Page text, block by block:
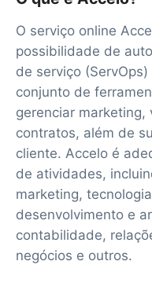
O serviço online
possibilidade de
de serviço
conjunto de
gerenciar
contratos, além de
cliente. Accelo é
de atividades,
marketing,
desenvolvimento e
contabilidade,
negócios e outros.